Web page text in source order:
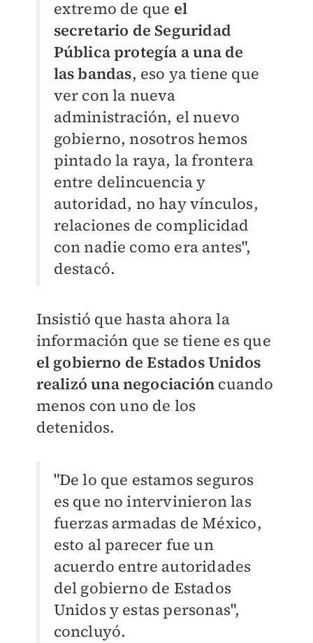
extremo de que el
secretario de Seguridad
Pública protegía a una de
las bandas, eso ya tiene que
ver con la nueva
administración, el nuevo
gobierno, nosotros hemos
pintado la raya, la frontera
entre delincuencia y
autoridad, no hay vínculos,
relaciones de complicidad
con nadie como era antes",
destacó.
Insistió que hasta ahora la
información que se tiene es que
el gobierno de Estados Unidos
realizó una negociación cuando
menos con uno de los
detenidos.
"De lo que estamos seguros
es que no intervinieron las
fuerzas armadas de México,
esto al parecer fue un
acuerdo entre autoridades
del gobierno de Estados
Unidos y estas personas",
concluyó.